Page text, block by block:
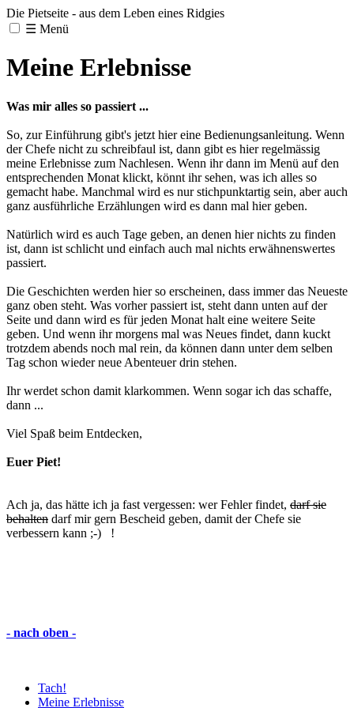
Die Pietseite - aus dem Leben eines Ridgies
☰ Menü
Meine Erlebnisse
Was mir alles so passiert ...
So, zur Einführung gibt's jetzt hier eine Bedienungsanleitung. Wenn
der Chefe nicht zu schreibfaul ist, dann gibt es hier regelmässig
meine Erlebnisse zum Nachlesen. Wenn ihr dann im Menü auf den
entsprechenden Monat klickt, könnt ihr sehen, was ich alles so
gemacht habe. Manchmal wird es nur stichpunktartig sein, aber auch
ganz ausführliche Erzählungen wird es dann mal hier geben.
Natürlich wird es auch Tage geben, an denen hier nichts zu finden
ist, dann ist schlicht und einfach auch mal nichts erwähnenswertes
passiert.
Die Geschichten werden hier so erscheinen, dass immer das Neueste
ganz oben steht. Was vorher passiert ist, steht dann unten auf der
Seite und dann wird es für jeden Monat halt eine weitere Seite
geben. Und wenn ihr morgens mal was Neues findet, dann kuckt
trotzdem abends noch mal rein, da können dann unter dem selben
Tag schon wieder neue Abenteuer drin stehen.
Ihr werdet schon damit klarkommen. Wenn sogar ich das schaffe,
dann ...
Viel Spaß beim Entdecken,
Euer Piet!
Ach ja, das hätte ich ja fast vergessen: wer Fehler findet, darf sie
behalten darf mir gern Bescheid geben, damit der Chefe sie
verbessern kann ;-) !
- nach oben -
Tach!
Meine Erlebnisse